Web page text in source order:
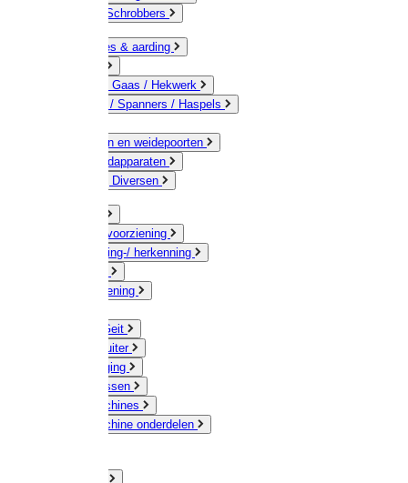
Borstels / Schrobbers
Accessoires & aarding
Geleiders / Gaas / Hekwerk
Verbinders / Spanners / Haspels
Doorgangen en weidepoorten
Schrikdraadapparaten
Afrastering Diversen
Drinkwatervoorziening
Veemarkering-/ herkenning
Voervoorziening
Schaap / Geit
Paard & Ruiter
Veeverzorging
Scheermessen
Scheermachines
Scheermachine onderdelen